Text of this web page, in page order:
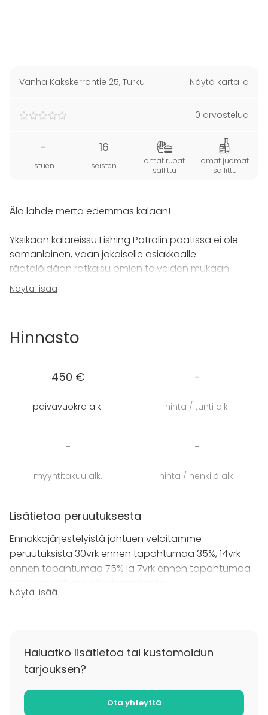
Vanha Kakskerrantie 25, Turku Näytä kartalla
0 arvostelua
-
istuen
16
seisten
omat ruoat
sallittu
omat juomat
sallittu
Älä lähde merta edemmäs kalaan!
Yksikään kalareissu Fishing Patrolin paatissa ei ole
samanlainen, vaan jokaiselle asiakkaalle
räätälöidään ratkaisu omien toiveiden mukaan.
Tarjoamme unohtumattoman elämyksen
Saaristomeren huikean kauniissa maisemissa ympäri
sujuvasti myös ruotsiksi, englanniksi ja saksaksi.
Yrityksen virkistäytymispäivä
Catch & Cook
Näytä lisää
Hinnasto
450 €
päivävuokra alk.
-
hinta / tunti alk.
-
myyntitakuu alk.
-
hinta / henkilö alk.
Lisätietoa peruutuksesta
Ennakkojärjestelyistä johtuen veloitamme
peruutuksista 30vrk ennen tapahtumaa 35%, 14vrk
ennen tapahtumaa 75% ja 7vrk ennen tapahtumaa
Näytä lisää
Haluatko lisätietoa tai kustomoidun
tarjouksen?
Ota yhteyttä